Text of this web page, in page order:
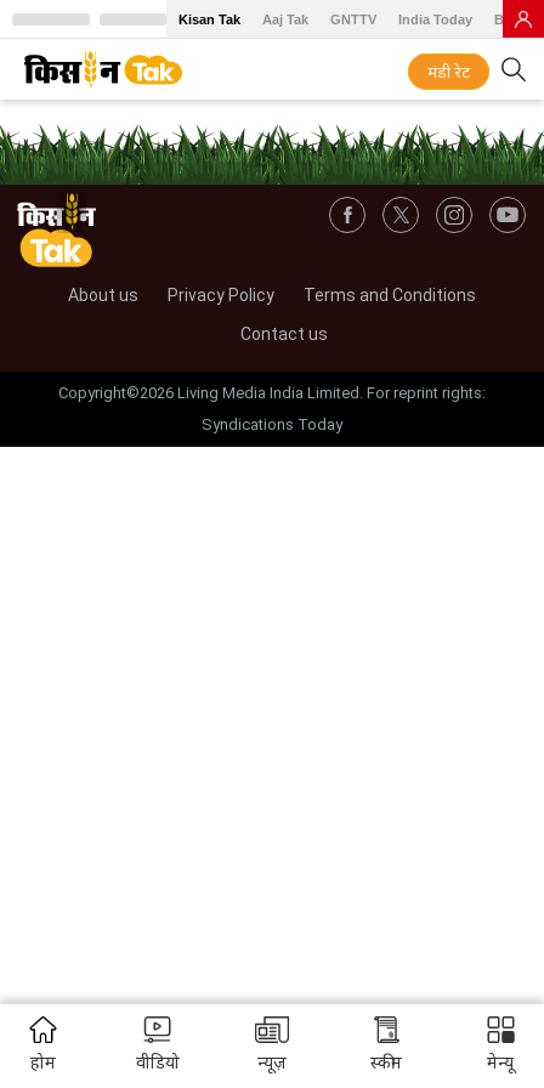
Kisan Tak Aaj Tak GNTTV India Today BT
मंडी रेट
About us Privacy Policy
Terms and Conditions
Contact us
Copyright©2026 Living Media India Limited. For reprint rights:
Syndications Today
होम वीडियो न्यूज़ स्कीम मेन्यू